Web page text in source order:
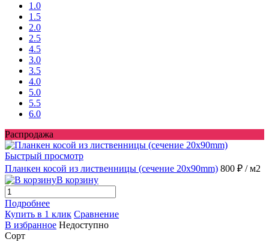
1.0
1.5
2.0
2.5
4.5
3.0
3.5
4.0
5.0
5.5
6.0
Распродажа
Быстрый просмотр
Планкен косой из лиственницы (сечение 20x90mm) 800 ₽ / м2
В корзину
Подробнее
Купить в 1 клик Сравнение
В избранное Недоступно
Сорт